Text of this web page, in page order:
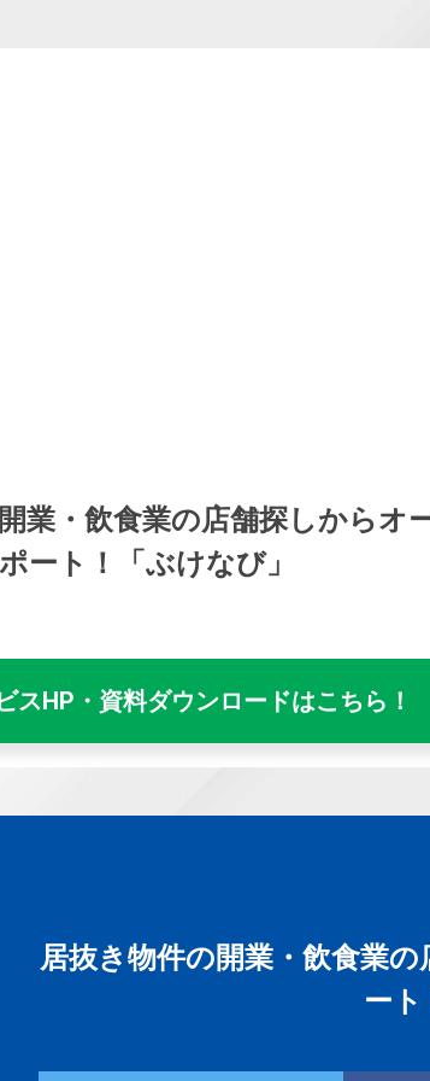
業・飲食業の店舗探しからオ
ート！「ぶけなび」
スHP・資料ダウンロードはこちら！
居抜き物件の開業・飲食業
ート